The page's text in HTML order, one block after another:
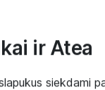
ir Atea
siekdami